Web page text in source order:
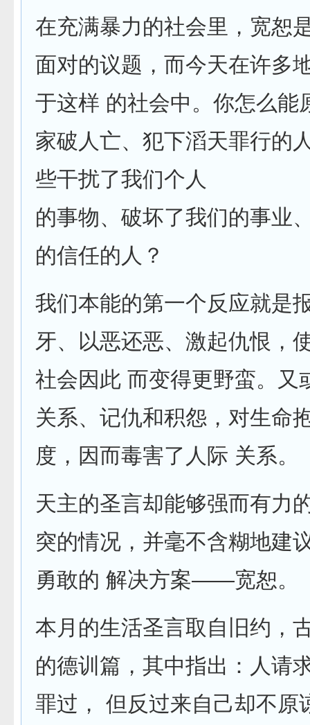
在充满暴力的社会里，宽恕
面对的议题，而今天在许多
于这样 的社会中。你怎么能
家破人亡、犯下滔天罪行的
些干扰了我们个人
的事物、破坏了我们的事业
的信任的人？
我们本能的第一个反应就是
牙、以恶还恶、激起仇恨，
社会因此 而变得更野蛮。又
关系、记仇和积怨，对生命
度，因而毒害了人际 关系。
天主的圣言却能够强而有力
突的情况，并毫不含糊地建
勇敢的 解决方案——宽恕。
本月的生活圣言取自旧约，
的德训篇，其中指出：人请
罪过， 但反过来自己却不原